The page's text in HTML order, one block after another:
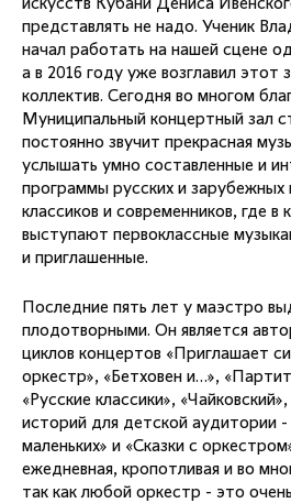
искусств Кубани Дениса
представлять не надо. Ученик
начал работать на нашей сцене
а в 2016 году уже возглавил этот
коллектив. Сегодня во многом
Муниципальный концертный зал
постоянно звучит прекрасная
услышать умно составленные и
программы русских и зарубежных
классиков и современников, где в
выступают первоклассные
и приглашенные.
Последние пять лет у маэстро
плодотворными. Он является
циклов концертов «Приглашает
оркестр», «Бетховен и…»,
«Русские классики»,
историй для детской аудитории
маленьких» и «Сказки с
ежедневная, кропотливая и во
так как любой оркестр - это